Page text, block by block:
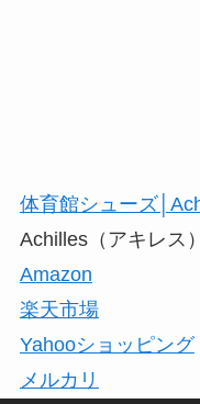
体育館シューズ
Achilles（アキレス）
Amazon
楽天市場
Yahooショッピング
メルカリ